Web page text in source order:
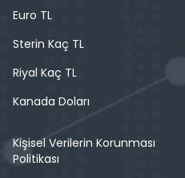
Euro TL
Sterin Kaç TL
Riyal Kaç TL
Kanada Doları
Kişisel Verilerin Korunması
Politikası